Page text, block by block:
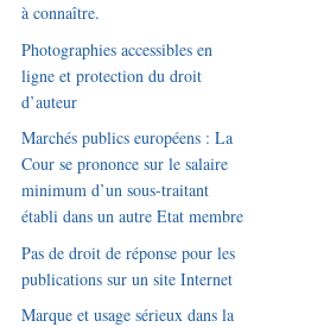
à connaître.
Photographies accessibles en
ligne et protection du droit
d’auteur
Marchés publics européens : La
Cour se prononce sur le salaire
minimum d’un sous-traitant
établi dans un autre Etat membre
Pas de droit de réponse pour les
publications sur un site Internet
Marque et usage sérieux dans la